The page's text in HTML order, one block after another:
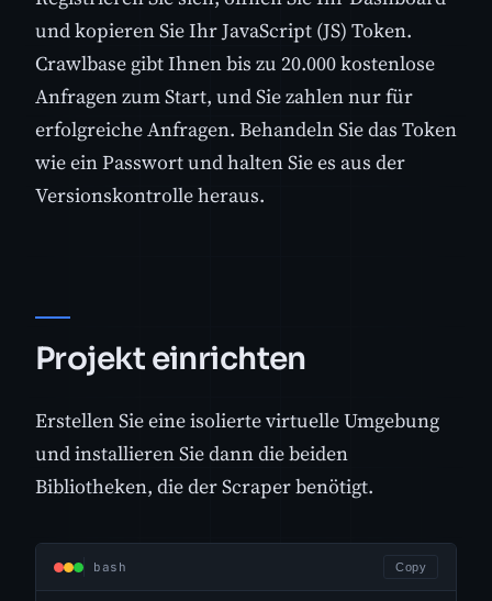
und kopieren Sie Ihr JavaScript (JS) Token.
Crawlbase gibt Ihnen bis zu 20.000 kostenlose
Anfragen zum Start, und Sie zahlen nur für
erfolgreiche Anfragen. Behandeln Sie das Token
wie ein Passwort und halten Sie es aus der
Versionskontrolle heraus.
Projekt einrichten
Erstellen Sie eine isolierte virtuelle Umgebung
und installieren Sie dann die beiden
Bibliotheken, die der Scraper benötigt.
bash Copy